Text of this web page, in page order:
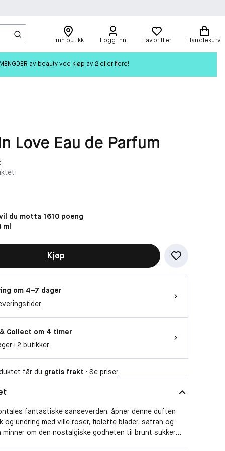
Finn butikk Logg inn Favoritter Handlekurv
av beauty ved kjøp av 2 eller flere!
Love Eau de Parfum
ml
du motta 1610 poeng
Kjøp
om 4–7 dager
Collect om 4 timer
i 2 butikker
får du gratis frakt · Se priser
fantastiske sanseverden, åpner denne duften
og undring med ville roser, fiolette blader, safran og
minner om den nostalgiske godheten til brunt sukker